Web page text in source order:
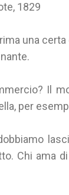
1829
una
Il
per
Chi ama